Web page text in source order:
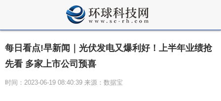
每日看点!早新闻｜光伏发电又爆利好！上半年业绩抢
先看 多家上市公司预喜
时间：2023-06-19 08:40:39 来源：数据宝